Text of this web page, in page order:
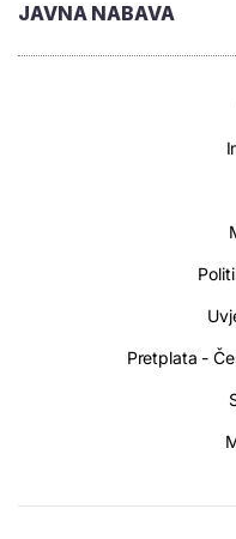
JAVNA NABAVA
Pretplata -